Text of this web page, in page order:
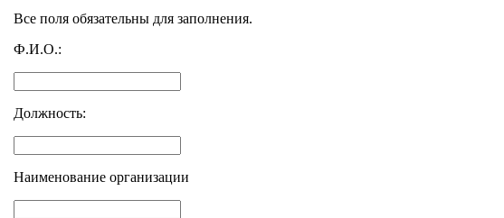
Все поля обязательны для заполнения.
Ф.И.О.:
Должность:
Наименование организации